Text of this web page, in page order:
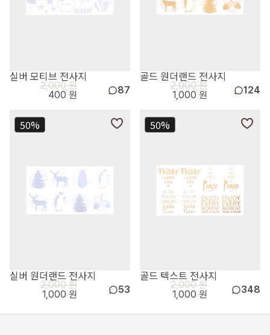
실버 모티브 전사지
2,000 원
400 원
87
골드 원더랜드 전사지
2,000 원
1,000 원
124
50%
실버 원더랜드 전사지
2,000 원
1,000 원
53
50%
골드 텍스트 전사지
2,000 원
1,000 원
348